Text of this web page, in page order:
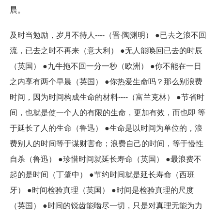
晨。
及时当勉励，岁月不待人----（晋·陶渊明） ●已去之浪不回
流，已去之时不再来（意大利） ●无人能唤回已去的时辰
（英国） ●九牛拖不回一分一秒（欧洲） ●你不能在一日
之内享有两个早晨（英国） ●你热爱生命吗？那么别浪费
时间，因为时间构成生命的材料----（富兰克林） ●节省时
间，也就是使一个人的有限的生命，更加有效，而也即 等
于延长了人的生命（鲁迅） ●生命是以时间为单位的，浪
费别人的时间等于谋财害命；浪费自己的时间，等于慢性
自杀（鲁迅） ●珍惜时间就延长寿命（英国） ●最浪费不
起的是时间（丁肇中） ●节约时间就是延长寿命（西班
牙） ●时间检验真理（英国） ●时间是检验真理的尺度
（英国） ●时间的锐齿能啮尽一切，只是对真理无能为力